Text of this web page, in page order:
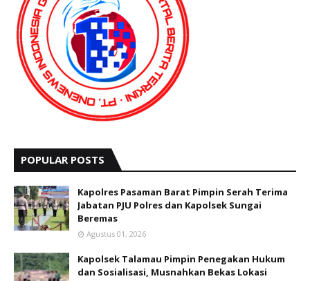
POPULAR POSTS
Kapolres Pasaman Barat Pimpin Serah Terima
Jabatan PJU Polres dan Kapolsek Sungai
Beremas
Agustus 01, 2026
Kapolsek Talamau Pimpin Penegakan Hukum
dan Sosialisasi, Musnahkan Bekas Lokasi